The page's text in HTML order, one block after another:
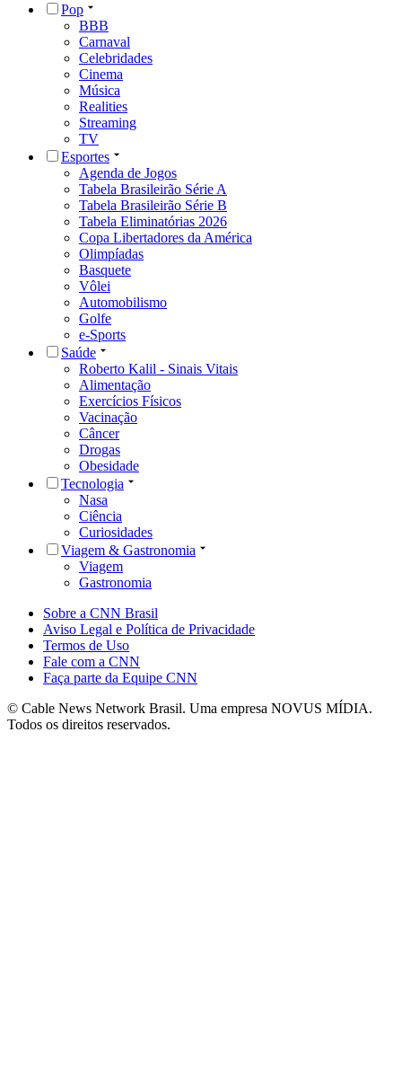
Pop
BBB
Carnaval
Celebridades
Cinema
Música
Realities
Streaming
TV
Esportes
Agenda de Jogos
Tabela Brasileirão Série A
Tabela Brasileirão Série B
Tabela Eliminatórias 2026
Copa Libertadores da América
Olimpíadas
Basquete
Vôlei
Automobilismo
Golfe
e-Sports
Saúde
Roberto Kalil - Sinais Vitais
Alimentação
Exercícios Físicos
Vacinação
Câncer
Drogas
Obesidade
Tecnologia
Nasa
Ciência
Curiosidades
Viagem & Gastronomia
Viagem
Gastronomia
Sobre a CNN Brasil
Aviso Legal e Política de Privacidade
Termos de Uso
Fale com a CNN
Faça parte da Equipe CNN
© Cable News Network Brasil. Uma empresa NOVUS MÍDIA.
Todos os direitos reservados.